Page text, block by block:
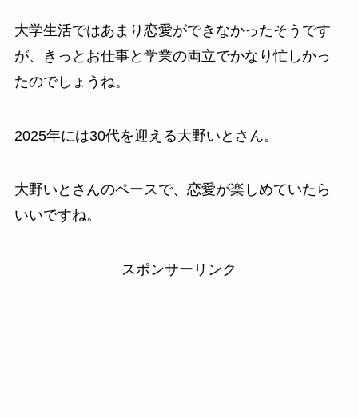
大学生活ではあまり恋愛ができなかったそうです
が、きっとお仕事と学業の両立でかなり忙しかっ
たのでしょうね。
2025年には30代を迎える大野いとさん。
大野いとさんのペースで、恋愛が楽しめていたら
いいですね。
スポンサーリンク